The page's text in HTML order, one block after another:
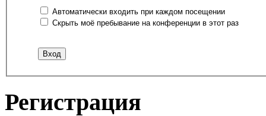
Автоматически входить при каждом посещении
Скрыть моё пребывание на конференции в этот раз
Регистрация